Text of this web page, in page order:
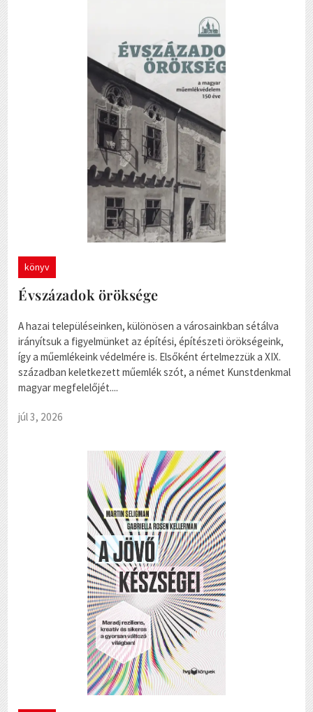
könyv
Évszázadok öröksége
A hazai településeinken, különösen a városainkban sétálva
irányítsuk a figyelmünket az építési, építészeti örökségeink,
így a műemlékeink védelmére is. Elsőként értelmezzük a XIX.
században keletkezett műemlék szót, a német Kunstdenkmal
magyar megfelelőjét....
júl 3, 2026